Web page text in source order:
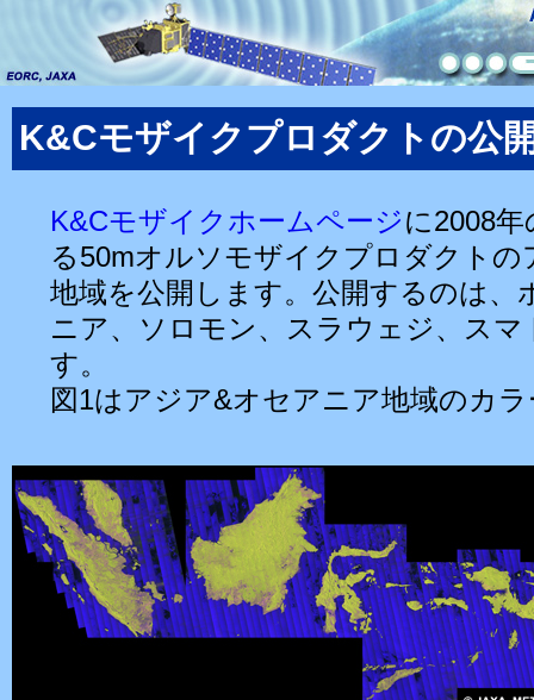
K&Cモザイクプロダクトの公
K&Cモザイクホームページに2008
る50mオルソモザイクプロダクト
地域を公開します。公開するのは、
ニア、ソロモン、スラウェジ、ス
す。
図1はアジア&オセアニア地域のカ